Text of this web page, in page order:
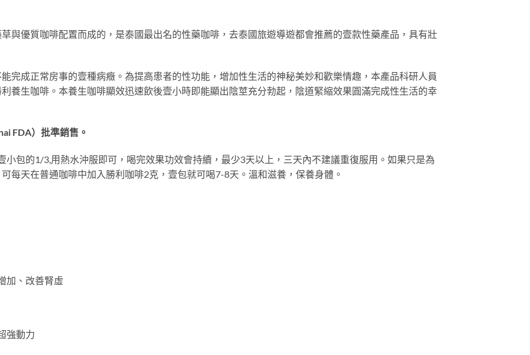
與優質咖啡配置而成的，是泰國最出名的性藥咖啡，去泰國旅遊導遊都會推薦的壹款性藥產品，具有壯
完成正常房事的壹種病癥。為提高患者的性功能，增加性生活的神秘美妙和歡樂情趣，本產品科研人員
養生咖啡。本養生咖啡顯效迅速飲後壹小時即能顯出陰莖充分勃起，陰道緊縮效果圓滿完成性生活的幸
FDA）批準銷售。
包的1/3,用熱水沖服即可，喝完效果功效會持續，最少3天以上，三天內不建議重復服用。如果只是為
每天在普通咖啡中加入勝利咖啡2克，壹包就可喝7-8天。溫和滋養，保養身體。
加、改善腎虛
強動力